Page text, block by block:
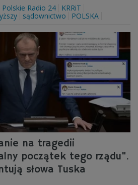
Polskie Radio 24
KRRiT
sądownictwo POLSKA
na tragedii
początek tego rządu".
słowa Tuska